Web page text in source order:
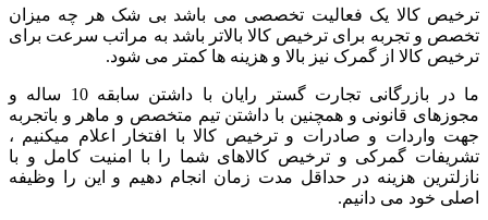
ترخیص کالا یک فعالیت تخصصی می باشد بی شک هر چه میزان
تخصص و تجربه برای ترخیص کالا بالاتر باشد به مراتب سرعت برای
ترخیص کالا از گمرک نیز بالا و هزینه ها کمتر می شود.
ما در بازرگانی تجارت گستر رایان با داشتن سابقه 10 ساله و
مجوزهای قانونی و همچنین با داشتن تیم متخصص و ماهر و باتجربه
جهت واردات و صادرات و ترخیص کالا با افتخار اعلام میکنیم ،
تشریفات گمرکی و ترخیص کالاهای شما را با امنیت کامل و با
نازلترین هزینه در حداقل مدت زمان انجام دهیم و این را وظیفه
اصلی خود می دانیم.